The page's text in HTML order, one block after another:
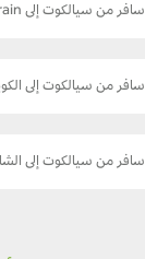
سافر من سيالكوت إلى Bahrain
سافر من سيالكوت إلى
سافر من سيالكوت إلى